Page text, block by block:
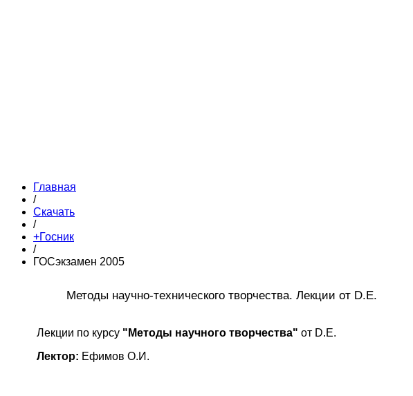
Главная
/
Скачать
/
+Госник
/
ГОСэкзамен 2005
Методы научно-технического творчества. Лекции от D.E.
Лекции по курсу "Методы научного творчества" от D.E.
Лектор: Ефимов О.И.